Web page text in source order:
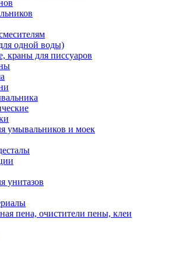
одной воды)
краны для писсуаров
умывальников и моек
унитазов
пена, очистители пены, клеи